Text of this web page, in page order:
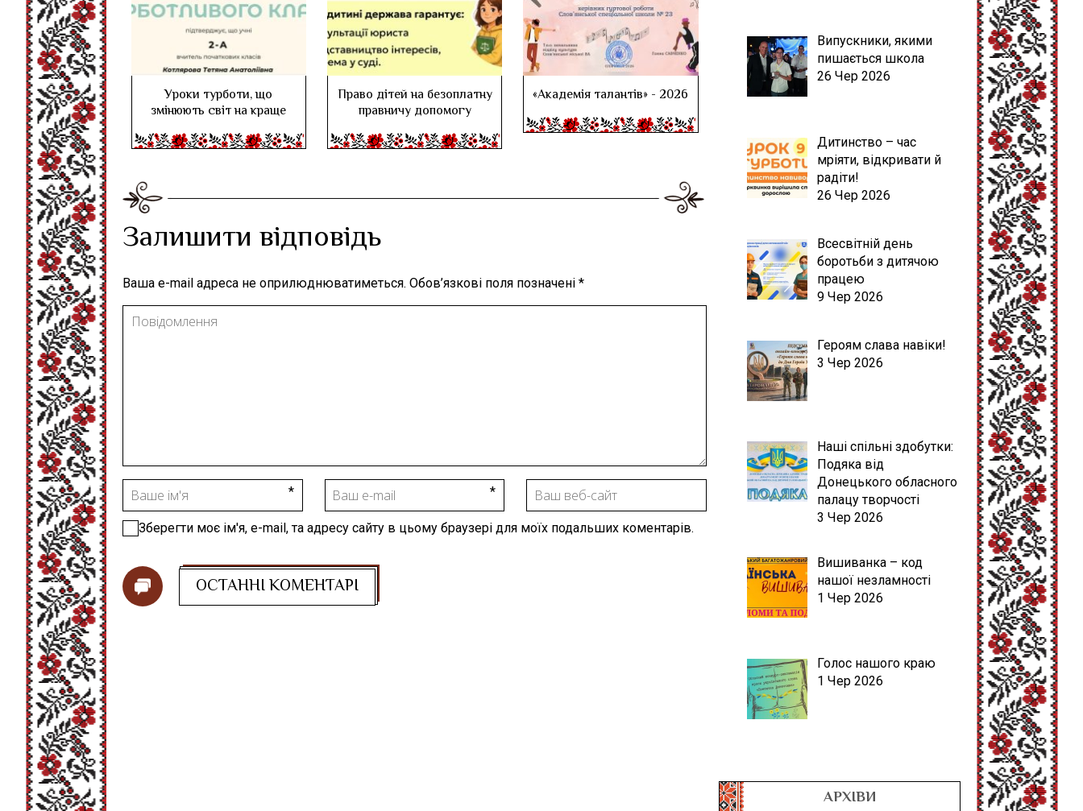
Уроки турботи, що
змінюють світ на краще
Право дітей на безоплатну
правничу допомогу
«Академія талантів» - 2026
Залишити відповідь
Ваша e-mail адреса не оприлюднюватиметься. Обов’язкові поля позначені *
Зберегти моє ім'я, e-mail, та адресу сайту в цьому браузері для моїх подальших коментарів.
Випускники, якими
пишається школа
26 Чер 2026
Дитинство – час
мріяти, відкривати й
радіти!
26 Чер 2026
Всесвітній день
боротьби з дитячою
працею
9 Чер 2026
Героям слава навіки!
3 Чер 2026
Наші спільні здобутки:
Подяка від
Донецького обласного
палацу творчості
3 Чер 2026
Вишиванка – код
нашої незламності
1 Чер 2026
Голос нашого краю
1 Чер 2026
АРХІВИ